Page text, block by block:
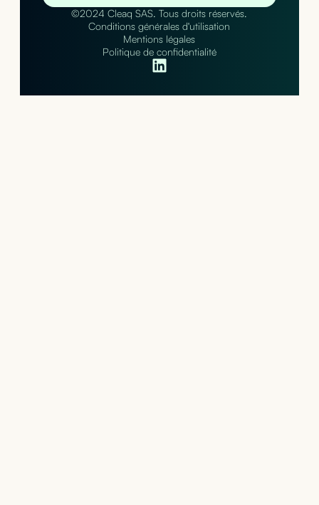
©2024 Cleaq SAS. Tous droits réservés.
Conditions générales d'utilisation
Mentions légales
Politique de confidentialité